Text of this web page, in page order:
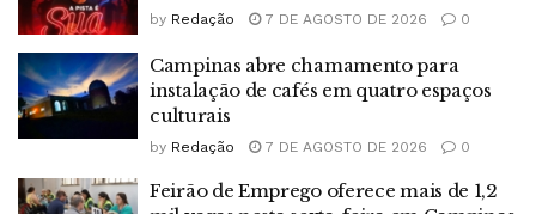
by Redação 7 DE AGOSTO DE 2026 0
Campinas abre chamamento para
instalação de cafés em quatro espaços
culturais
by Redação 7 DE AGOSTO DE 2026 0
Feirão de Emprego oferece mais de 1,2